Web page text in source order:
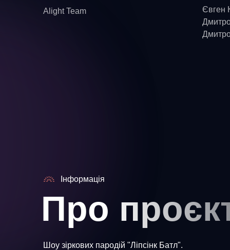
Alight Team
Євген
Інформація
Про
Шоу зіркових пародій "Ліпсінк Батл".